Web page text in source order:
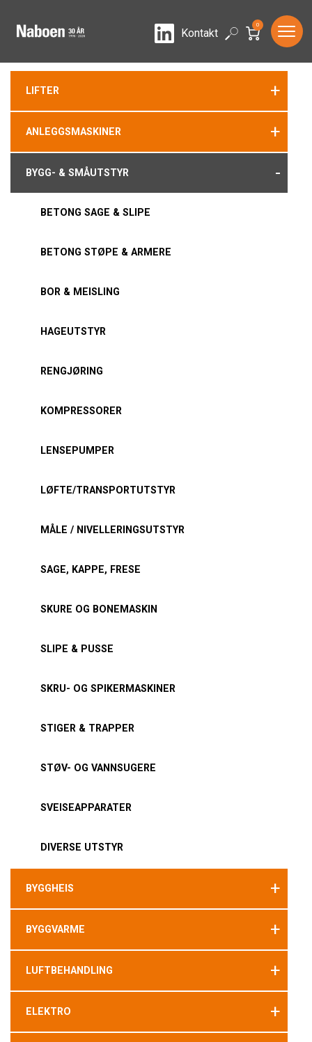
LinkedIn
Kontakt Search
0
LIFTER +
ANLEGGSMASKINER +
BYGG- & SMÅUTSTYR -
BETONG SAGE & SLIPE
BETONG STØPE & ARMERE
BOR & MEISLING
HAGEUTSTYR
RENGJØRING
KOMPRESSORER
LENSEPUMPER
LØFTE/TRANSPORTUTSTYR
MÅLE / NIVELLERINGSUTSTYR
SAGE, KAPPE, FRESE
SKURE OG BONEMASKIN
SLIPE & PUSSE
SKRU- OG SPIKERMASKINER
STIGER & TRAPPER
STØV- OG VANNSUGERE
SVEISEAPPARATER
DIVERSE UTSTYR
BYGGHEIS +
BYGGVARME +
LUFTBEHANDLING +
ELEKTRO +